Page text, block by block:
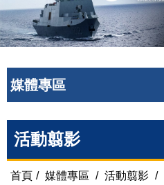
媒體專區
活動翦影
首頁 / 媒體專區 / 活動翦影 /